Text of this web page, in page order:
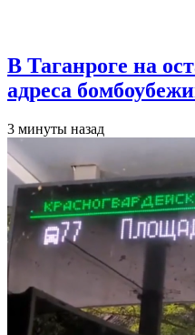
В Таганроге на
адреса
3 минуты назад